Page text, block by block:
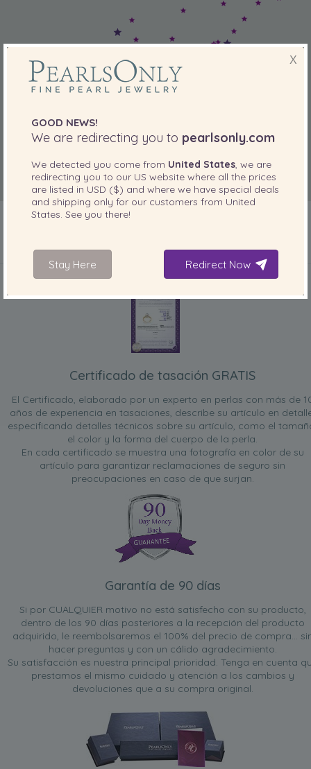
INCLUIDO CON SU PRODUCTO
Certificado de tasación GRATIS
El Certificado, elaborado por un experto en perlas con más de
años de experiencia en tasaciones, describe su artículo en
especificando detalles técnicos sobre su artículo, como el
el color y la forma del cuerpo de la perla.
En cada certificado se muestra una fotografía en color de su
artículo para garantizar reclamaciones de seguro sin
preocupaciones en caso de que surjan.
Garantía de 90 días
Si por CUALQUIER motivo no está satisfecho con su producto,
dentro de los 90 días posteriores a la recepción del producto
adquirido, le reembolsaremos el 100% del precio de compra...
hacer preguntas y con un cálido agradecimiento.
Su satisfacción es nuestra principal prioridad. Tenga en cuenta
prestamos el mismo cuidado y atención a los cambios y
devoluciones que a su compra original.
X
GOOD NEWS!
We are redirecting you to pearlsonly.com
We detected you come from United States, we are
redirecting you to our US website where all the prices
are listed in USD ($) and where we have special deals
and shipping only for our customers from United
States. See you there!
Stay Here Redirect Now